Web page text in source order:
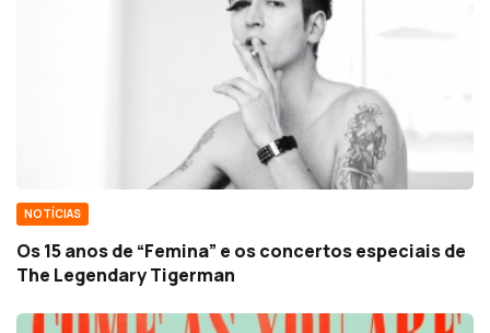
NOTÍCIAS
Os 15 anos de “Femina” e os concertos especiais de
The Legendary Tigerman